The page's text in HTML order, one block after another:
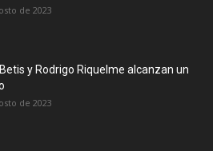
de 2023
y Rodrigo Riquelme alcanzan un
de 2023